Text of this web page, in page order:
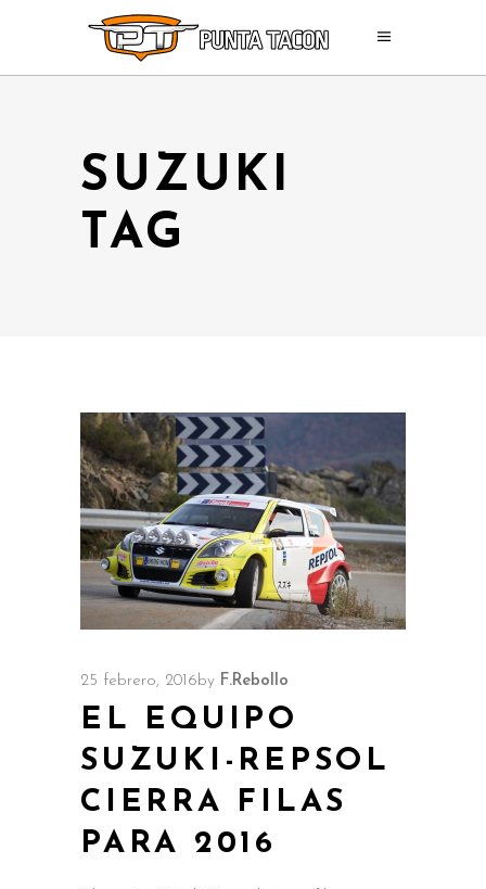
SUZUKI
TAG
25 febrero, 2016 by F.Rebollo
EL EQUIPO
SUZUKI-REPSOL
CIERRA FILAS
PARA 2016